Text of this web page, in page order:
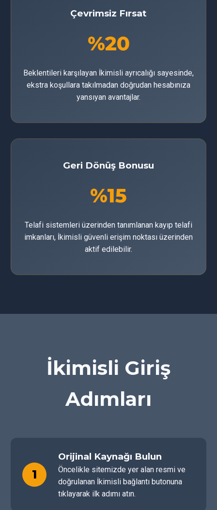
Çevrimsiz Fırsat
%20
Beklentileri karşılayan İkimisli ayrıcalığı sayesinde,
ekstra koşullara takılmadan doğrudan hesabınıza
yansıyan avantajlar.
Geri Dönüş Bonusu
%15
Telafi sistemleri üzerinden tanımlanan kayıp telafi
imkanları, İkimisli güvenli erişim noktası üzerinden
aktif edilebilir.
İkimisli Giriş
Adımları
1
Orijinal Kaynağı Bulun
Öncelikle sitemizde yer alan resmi ve
doğrulanan İkimisli bağlantı butonuna
tıklayarak ilk adımı atın.